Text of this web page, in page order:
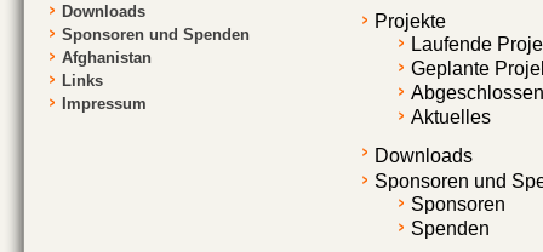
Downloads
Sponsoren und Spenden
Afghanistan
Links
Impressum
Projekte
Laufende
Geplante
Aktuelles
Downloads
Sponsoren und
Sponsoren
Spenden